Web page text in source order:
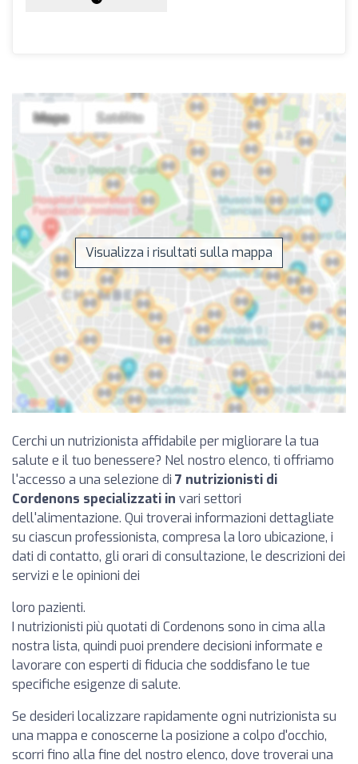
Visualizza i risultati sulla mappa
Cerchi un nutrizionista affidabile per migliorare la tua
salute e il tuo benessere? Nel nostro elenco, ti offriamo
l'accesso a una selezione di 7 nutrizionisti di
Cordenons specializzati in vari settori
dell'alimentazione. Qui troverai informazioni dettagliate
su ciascun professionista, compresa la loro ubicazione, i
dati di contatto, gli orari di consultazione, le descrizioni dei
servizi e le opinioni dei
loro pazienti.
I nutrizionisti più quotati di Cordenons sono in cima alla
nostra lista, quindi puoi prendere decisioni informate e
lavorare con esperti di fiducia che soddisfano le tue
specifiche esigenze di salute.
Se desideri localizzare rapidamente ogni nutrizionista su
una mappa e conoscerne la posizione a colpo d'occhio,
scorri fino alla fine del nostro elenco, dove troverai una